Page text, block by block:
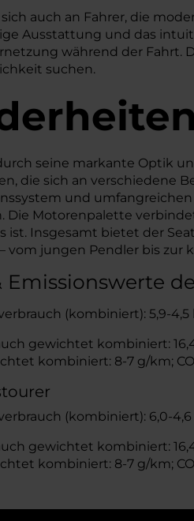
auch an Fahrer, die
Ausstattung und das
während der Fahrt.
suchen.
seine markante Optik
die sich an verschiedene
und
Die Motorenpalette
ist. Insgesamt bietet der
vom jungen Pendler bis zur
Emissionswerte
(kombiniert): 5,9-4,5
gewichtet kombiniert:
kombiniert: 8-7 g/km; CO
(kombiniert): 6,0-4,6
gewichtet kombiniert:
kombiniert: 8-7 g/km; CO